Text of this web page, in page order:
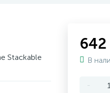
Stackable
642
В
-